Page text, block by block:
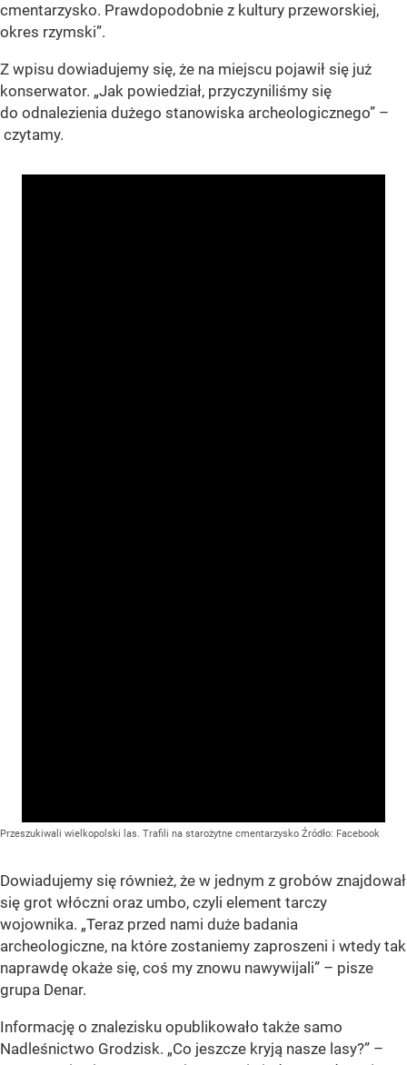
cmentarzysko. Prawdopodobnie z kultury przeworskiej,
okres rzymski”.
Z wpisu dowiadujemy się, że na miejscu pojawił się już
konserwator. „Jak powiedział, przyczyniliśmy się
do odnalezienia dużego stanowiska archeologicznego” –
czytamy.
Przeszukiwali wielkopolski las. Trafili na starożytne cmentarzysko Źródło: Facebook
Dowiadujemy się również, że w jednym z grobów znajdował
się grot włóczni oraz umbo, czyli element tarczy
wojownika. „Teraz przed nami duże badania
archeologiczne, na które zostaniemy zaproszeni i wtedy tak
naprawdę okaże się, coś my znowu nawywijali” – pisze
grupa Denar.
Informację o znalezisku opublikowało także samo
Nadleśnictwo Grodzisk. „Co jeszcze kryją nasze lasy?” –